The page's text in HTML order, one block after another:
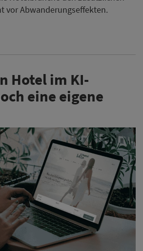
vor Abwanderungseffekten.
Hotel im KI-
eine eigene